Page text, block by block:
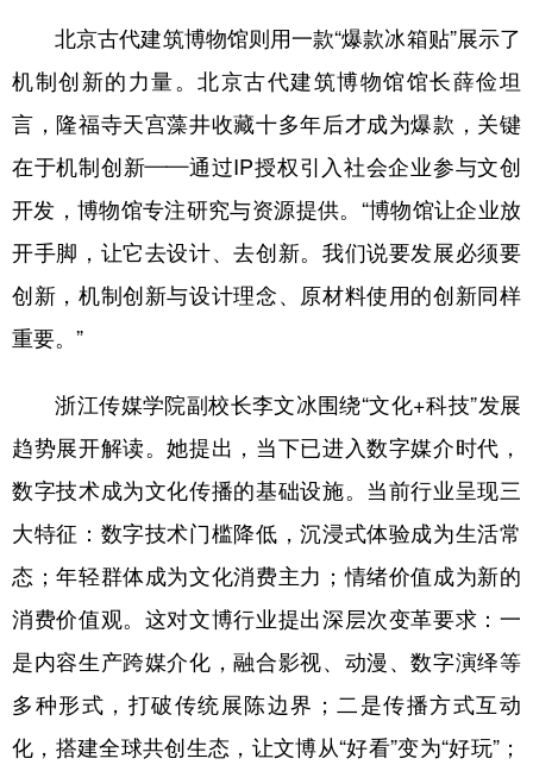
北京古代建筑博物馆则用一款“爆款冰箱贴”展示了
机制创新的力量。北京古代建筑博物馆馆长薛俭坦
言，隆福寺天宫藻井收藏十多年后才成为爆款，关键
在于机制创新——通过IP授权引入社会企业参与文创
开发，博物馆专注研究与资源提供。“博物馆让企业放
开手脚，让它去设计、去创新。我们说要发展必须要
创新，机制创新与设计理念、原材料使用的创新同样
重要。”
浙江传媒学院副校长李文冰围绕“文化+科技”发展
趋势展开解读。她提出，当下已进入数字媒介时代，
数字技术成为文化传播的基础设施。当前行业呈现三
大特征：数字技术门槛降低，沉浸式体验成为生活常
态；年轻群体成为文化消费主力；情绪价值成为新的
消费价值观。这对文博行业提出深层次变革要求：一
是内容生产跨媒介化，融合影视、动漫、数字演绎等
多种形式，打破传统展陈边界；二是传播方式互动
化，搭建全球共创生态，让文博从“好看”变为“好玩”；